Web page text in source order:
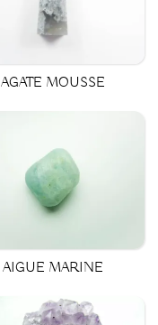
AGATE MOUSSE
AIGUE MARINE